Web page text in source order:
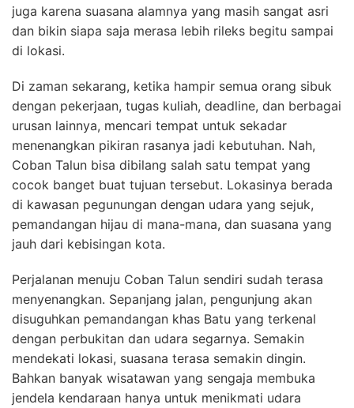
juga karena suasana alamnya yang masih sangat asri
dan bikin siapa saja merasa lebih rileks begitu sampai
di lokasi.
Di zaman sekarang, ketika hampir semua orang sibuk
dengan pekerjaan, tugas kuliah, deadline, dan berbagai
urusan lainnya, mencari tempat untuk sekadar
menenangkan pikiran rasanya jadi kebutuhan. Nah,
Coban Talun bisa dibilang salah satu tempat yang
cocok banget buat tujuan tersebut. Lokasinya berada
di kawasan pegunungan dengan udara yang sejuk,
pemandangan hijau di mana-mana, dan suasana yang
jauh dari kebisingan kota.
Perjalanan menuju Coban Talun sendiri sudah terasa
menyenangkan. Sepanjang jalan, pengunjung akan
disuguhkan pemandangan khas Batu yang terkenal
dengan perbukitan dan udara segarnya. Semakin
mendekati lokasi, suasana terasa semakin dingin.
Bahkan banyak wisatawan yang sengaja membuka
jendela kendaraan hanya untuk menikmati udara